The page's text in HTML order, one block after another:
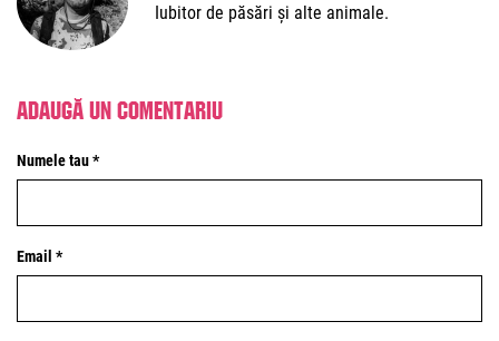
Iubitor de păsări și alte animale.
Adaugă un comentariu
Numele tau *
Email *